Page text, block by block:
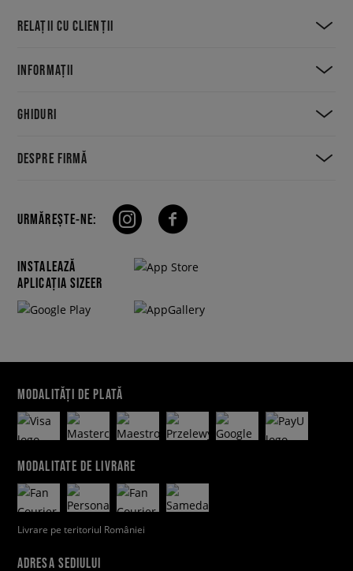
RELAȚII CU CLIENȚII
INFORMAȚII
GHIDURI
DESPRE FIRMĂ
URMĂREȘTE-NE:
INSTALEAZĂ
APLICAȚIA SIZEER
MODALITĂȚI DE PLATĂ
MODALITATE DE LIVRARE
Livrare pe teritoriul României
ADRESA SEDIULUI